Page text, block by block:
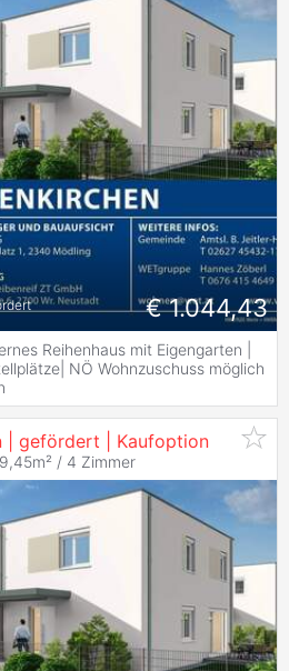
€ 1.044,43
Reihenhaus mit Eigengarten |
NÖ Wohnzuschuss möglich
| gefördert | Kaufoption
/ 4 Zimmer